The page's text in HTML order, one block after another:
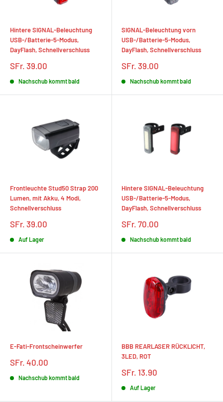
Hintere SIGNAL-Beleuchtung
USB-/Batterie-5-Modus,
DayFlash, Schnellverschluss
Sonderpreis
SFr. 39.00
Nachschub kommt bald
SIGNAL-Beleuchtung vorn
USB-/Batterie-5-Modus,
DayFlash, Schnellverschluss
Sonderpreis
SFr. 39.00
Nachschub kommt bald
Frontleuchte Stud50 Strap 200
Lumen, mit Akku, 4 Modi,
Schnellverschluss
Sonderpreis
SFr. 39.00
Auf Lager
Hintere SIGNAL-Beleuchtung
USB-/Batterie-5-Modus,
DayFlash, Schnellverschluss
Sonderpreis
SFr. 70.00
Nachschub kommt bald
E-Fati-Frontscheinwerfer
Sonderpreis
SFr. 40.00
Nachschub kommt bald
BBB REARLASER RÜCKLICHT,
3LED, ROT
Sonderpreis
SFr. 13.90
Auf Lager